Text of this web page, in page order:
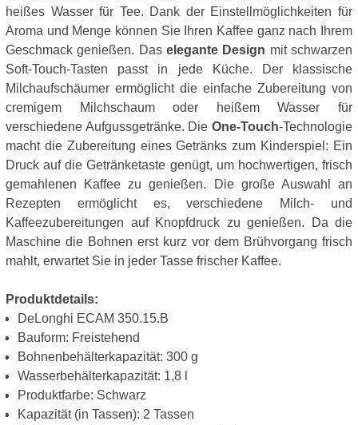
heißes Wasser für Tee. Dank der Einstellmöglichkeiten für
Aroma und Menge können Sie Ihren Kaffee ganz nach Ihrem
Geschmack genießen. Das elegante Design mit schwarzen
Soft-Touch-Tasten passt in jede Küche. Der klassische
Milchaufschäumer ermöglicht die einfache Zubereitung von
cremigem Milchschaum oder heißem Wasser für
verschiedene Aufgussgetränke. Die One-Touch-Technologie
macht die Zubereitung eines Getränks zum Kinderspiel: Ein
Druck auf die Getränketaste genügt, um hochwertigen, frisch
gemahlenen Kaffee zu genießen. Die große Auswahl an
Rezepten ermöglicht es, verschiedene Milch- und
Kaffeezubereitungen auf Knopfdruck zu genießen. Da die
Maschine die Bohnen erst kurz vor dem Brühvorgang frisch
mahlt, erwartet Sie in jeder Tasse frischer Kaffee.
Produktdetails:
DeLonghi ECAM 350.15.B
Bauform: Freistehend
Bohnenbehälterkapazität: 300 g
Wasserbehälterkapazität: 1,8 l
Produktfarbe: Schwarz
Kapazität (in Tassen): 2 Tassen